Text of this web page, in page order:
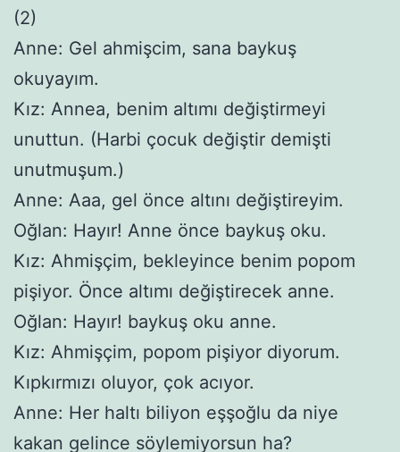
(2)
Anne: Gel ahmişcim, sana baykuş
okuyayım.
Kız: Annea, benim altımı değiştirmeyi
unuttun. (Harbi çocuk değiştir demişti
unutmuşum.)
Anne: Aaa, gel önce altını değiştireyim.
Oğlan: Hayır! Anne önce baykuş oku.
Kız: Ahmişçim, bekleyince benim popom
pişiyor. Önce altımı değiştirecek anne.
Oğlan: Hayır! baykuş oku anne.
Kız: Ahmişçim, popom pişiyor diyorum.
Kıpkırmızı oluyor, çok acıyor.
Anne: Her haltı biliyon eşşoğlu da niye
kakan gelince söylemiyorsun ha?